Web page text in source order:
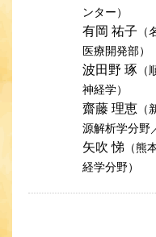
ンター）
有岡 祐子
医療開発部）
波田野 琢
神経学）
齋藤 理恵
源解析学分野
矢吹 悌 （熊
経学分野）